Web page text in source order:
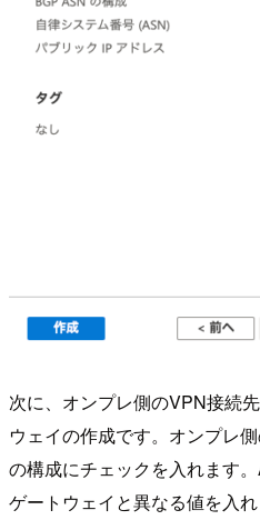
次に、オンプレ側のVPN接続
ウェイの作成です。オンプレ
の構成にチェックを入れます
ゲートウェイと異なる値を入